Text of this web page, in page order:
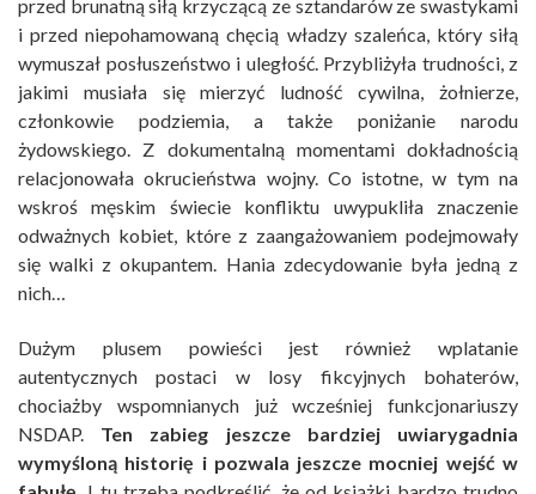
przed brunatną siłą krzyczącą ze sztandarów ze swastykami
i przed niepohamowaną chęcią władzy szaleńca, który siłą
wymuszał posłuszeństwo i uległość. Przybliżyła trudności, z
jakimi musiała się mierzyć ludność cywilna, żołnierze,
członkowie podziemia, a także poniżanie narodu
żydowskiego. Z dokumentalną momentami dokładnością
relacjonowała okrucieństwa wojny. Co istotne, w tym na
wskroś męskim świecie konfliktu uwypukliła znaczenie
odważnych kobiet, które z zaangażowaniem podejmowały
się walki z okupantem. Hania zdecydowanie była jedną z
nich…
Dużym plusem powieści jest również wplatanie
autentycznych postaci w losy fikcyjnych bohaterów,
chociażby wspomnianych już wcześniej funkcjonariuszy
NSDAP. Ten zabieg jeszcze bardziej uwiarygadnia
wymyśloną historię i pozwala jeszcze mocniej wejść w